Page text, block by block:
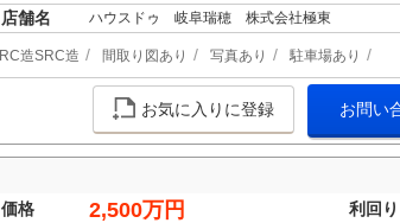
店舗名 ハウスドゥ 岐阜瑞穂 株式会社極東
RC造SRC造 間取り図あり 写真あり 駐車場あり
お気に入りに登録 お問い
価格
2,500万円 利回り